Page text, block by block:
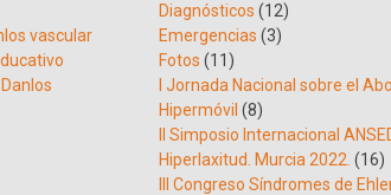
vascular
Diagnósticos (12)
Emergencias (3)
Fotos (11)
I Jornada Nacional sobre el
Hipermóvil (8)
II Simposio Internacional
Hiperlaxitud. Murcia 2022. (16)
III Congreso Síndromes de